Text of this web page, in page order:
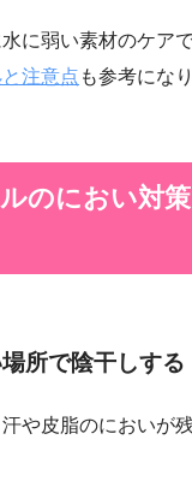
に弱い素材のケア
注意点 も参考にな
のにおい対
所で陰干しする
や皮脂のにおいが